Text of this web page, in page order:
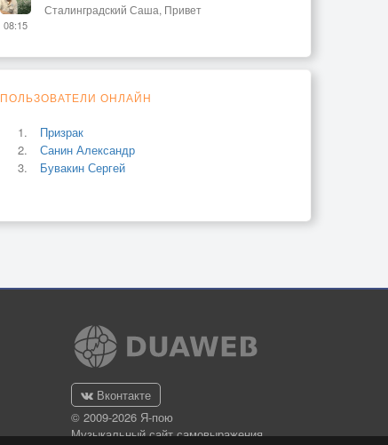
08:15
Сталинградский Саша, Привет
ПОЛЬЗОВАТЕЛИ ОНЛАЙН
Призрак
Санин Александр
Бувакин Сергей
Вконтакте
© 2009-2026 Я-пою
Музыкальный сайт самовыражения